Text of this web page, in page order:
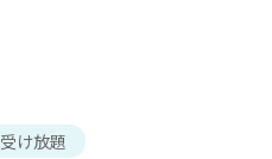
受け放題